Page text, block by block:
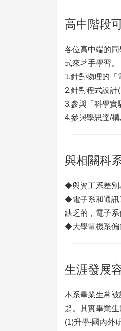
高中階段
各位高中端的
式來著手學習。
1.針對物理的「
2.針對程式設計
3.參與「科學實
4.參與學思達/
與相關科
◆與資工系差別
◆電子系和通訊
缺乏的，電子系
◆大學電機系偏
生涯發展
本系畢業生常
起。其實畢業生
(1)升學-國內外